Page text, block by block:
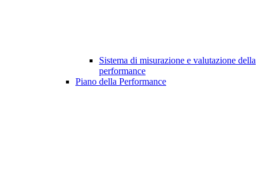
Sistema di misurazione e valutazione della
performance
Piano della Performance